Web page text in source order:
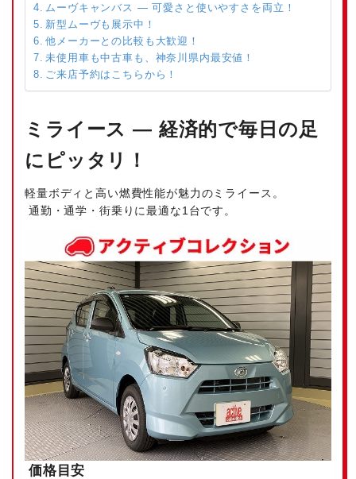
ムーヴキャンバス — 可愛さと使いやすさを両立！
新型ムーヴも展示中！
他メーカーとの比較も大歓迎！
未使用車も中古車も、神奈川県内最安値！
ご来店予約はこちらから！
ミライース — 経済的で毎日の足
にピッタリ！
軽量ボディと高い燃費性能が魅力のミライース。
通勤・通学・街乗りに最適な1台です。
価格目安